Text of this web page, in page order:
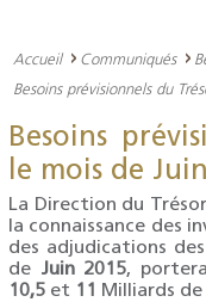
Accueil Communiqués
Besoins prévisionnels du
Besoins
le mois de
La Direction du
la connaissance des
des adjudications
de Juin 2015,
10,5 et 11 Milliards